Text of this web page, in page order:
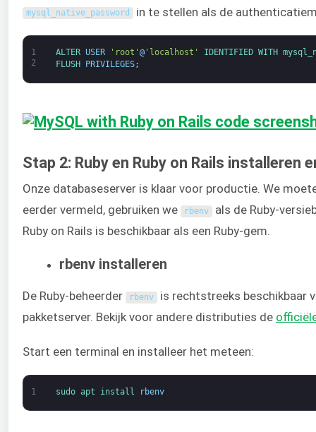
mysql_native_password in te stellen als de
1
2
ALTER USER 'root' @'localhost' IDENTIFIED WITH
FLUSH PRIVILEGES;
Stap 2: Ruby en Ruby on Rails installeren
Onze databaseserver is klaar voor productie. We
eerder vermeld, gebruiken we
rbenv als de Ruby-
Ruby on Rails is beschikbaar als een Ruby-gem.
rbenv installeren
De Ruby-beheerder rbenv is rechtstreeks beschikbaar
pakketserver. Bekijk voor andere distributies de
Start een terminal en installeer het meteen:
1 sudo apt install rbenv